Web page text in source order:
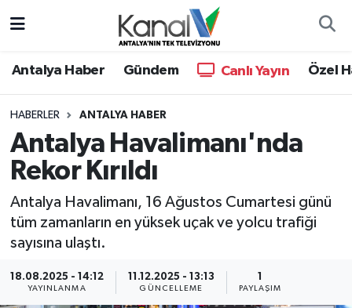
Antalya Haber Gündem Canlı Yayın Özel
HABERLER ANTALYA HABER
Antalya Havalimanı'nda
Rekor Kırıldı
Antalya Havalimanı, 16 Ağustos Cumartesi günü
tüm zamanların en yüksek uçak ve yolcu trafiği
sayısına ulaştı.
18.08.2025 - 14:12
YAYINLANMA
11.12.2025 - 13:13
GÜNCELLEME
1
PAYLAŞIM
Antalya Haber
Dünya
Eğitim
Ekonomi
Hava Durumu
Trafik Durumu
Süper Lig Puan Durumu ve Fikstür
Tüm Manşetler